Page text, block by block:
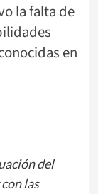
la falta de
en
del
las